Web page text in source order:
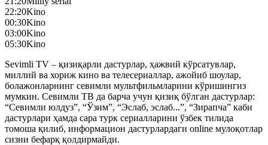
22:20Kino
00:30Kino
03:00Kino
05:30Kino
Sevimli TV – қизиқарли дастурлар, ҳажвий кўрсатувлар,
миллий ва хориж кино ва телесериаллар, ажойиб шоулар,
болажонларнинг севимли мультфильмларини кўришингиз
мумкин. Севимли ТВ да барча учун қизиқ бўлган дастурлар:
“Севимли юлдуз”, “Ўзим”, “Эслаб, эслаб...”, “Зирапча” каби
дастурлари ҳамда сара турк сериалларини ўзбек тилида
томоша қилиб, информацион дастурлардаги online мулоқотлар
сизни бефарқ қолдирмайди.